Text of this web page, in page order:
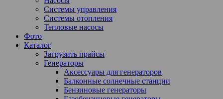
Системы управления
Системы отопления
Тепловые насосы
Фото
Каталог
Загрузить прайсы
Генераторы
Аксессуары для генераторов
Балконные солнечные станции
Бензиновые генераторы